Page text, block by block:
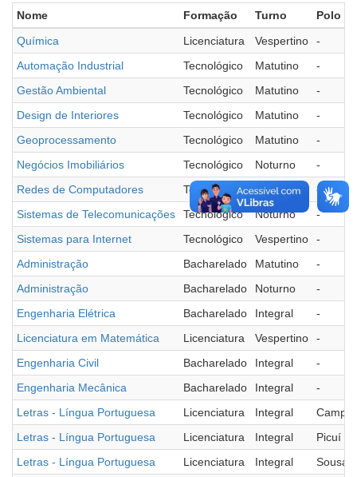
Nome Formação Turno
Polo
Química
Licenciatura Vespertino
-
Automação Industrial
Tecnológico Matutino
-
Gestão Ambiental
Tecnológico Matutino
-
Design de Interiores
Tecnológico Matutino
-
Geoprocessamento
Tecnológico Matutino
-
Negócios Imobiliários
Tecnológico Noturno
-
Redes de Computadores
Tecnológico Matutino
-
Sistemas de Telecomunicações
Tecnológico Noturno
-
Sistemas para Internet
Tecnológico Vespertino
-
Administração
Bacharelado Matutino
-
Administração
Bacharelado Noturno
-
Engenharia Elétrica
Bacharelado Integral
-
Licenciatura em Matemática
Licenciatura Vespertino
-
Engenharia Civil
Bacharelado Integral
-
Engenharia Mecânica
Bacharelado Integral
-
Letras - Língua Portuguesa
Licenciatura Integral
Letras - Língua Portuguesa
Licenciatura Integral
Picuí
Letras - Língua Portuguesa
Licenciatura Integral
Sousa